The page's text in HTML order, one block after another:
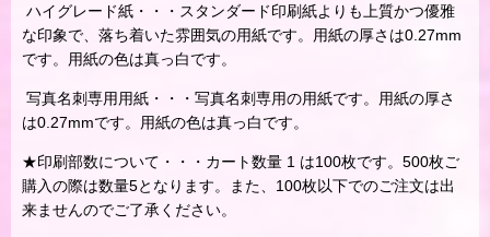
ハイグレード紙・・・スタンダード印刷紙よりも上質かつ優雅
な印象で、落ち着いた雰囲気の用紙です。用紙の厚さは0.27mm
です。用紙の色は真っ白です。
写真名刺専用用紙・・・写真名刺専用の用紙です。用紙の厚さ
は0.27mmです。用紙の色は真っ白です。
★印刷部数について・・・カート数量 1 は100枚です。500枚ご
購入の際は数量5となります。また、100枚以下でのご注文は出
来ませんのでご了承ください。